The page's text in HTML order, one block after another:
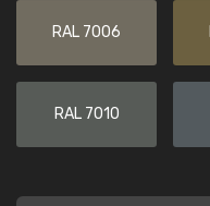
RAL 7006
RAL 7010